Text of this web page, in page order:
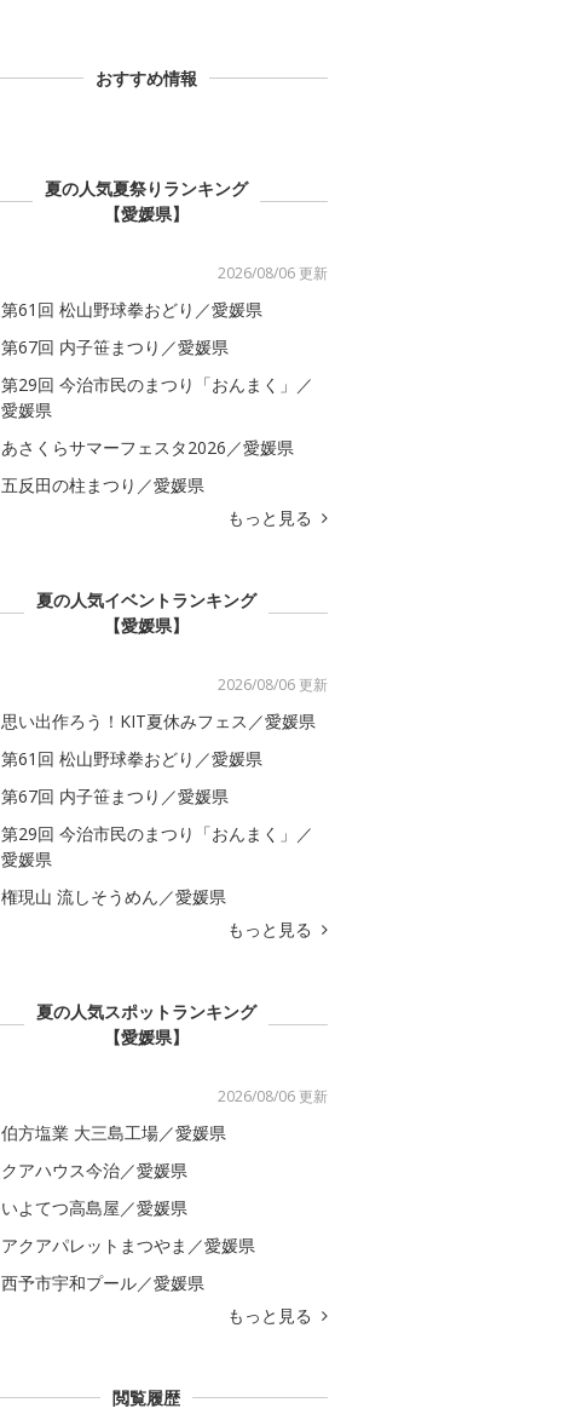
おすすめ情報
夏の人気夏祭りランキング
【愛媛県】
2026/08/06 更新
第61回 松山野球拳おどり／愛媛県
第67回 内子笹まつり／愛媛県
第29回 今治市民のまつり「おんまく」／
愛媛県
あさくらサマーフェスタ2026／愛媛県
五反田の柱まつり／愛媛県
もっと見る
夏の人気イベントランキング
【愛媛県】
2026/08/06 更新
思い出作ろう！KIT夏休みフェス／愛媛県
第61回 松山野球拳おどり／愛媛県
第67回 内子笹まつり／愛媛県
第29回 今治市民のまつり「おんまく」／
愛媛県
権現山 流しそうめん／愛媛県
もっと見る
夏の人気スポットランキング
【愛媛県】
2026/08/06 更新
伯方塩業 大三島工場／愛媛県
クアハウス今治／愛媛県
いよてつ高島屋／愛媛県
アクアパレットまつやま／愛媛県
西予市宇和プール／愛媛県
もっと見る
閲覧履歴